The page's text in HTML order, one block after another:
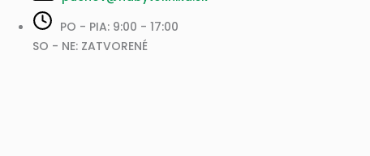
PO - PIA: 9:00 - 17:00
SO - NE: ZATVORENÉ